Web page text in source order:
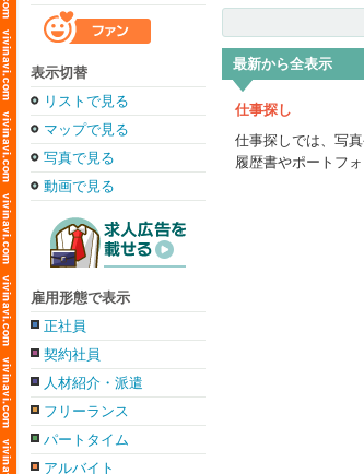
表示切替
リストで見る
マップで見る
写真で見る
動画で見る
雇用形態で表示
正社員
契約社員
人材紹介・派遣
フリーランス
パートタイム
アルバイト
最新から全表示
仕事探し
仕事探しでは、写
履歴書やポートフ